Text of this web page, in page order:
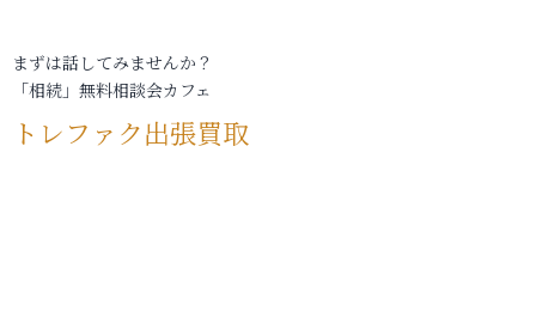
まずは話してみませんか？
「相続」無料相談会カフェ
トレファク出張買取